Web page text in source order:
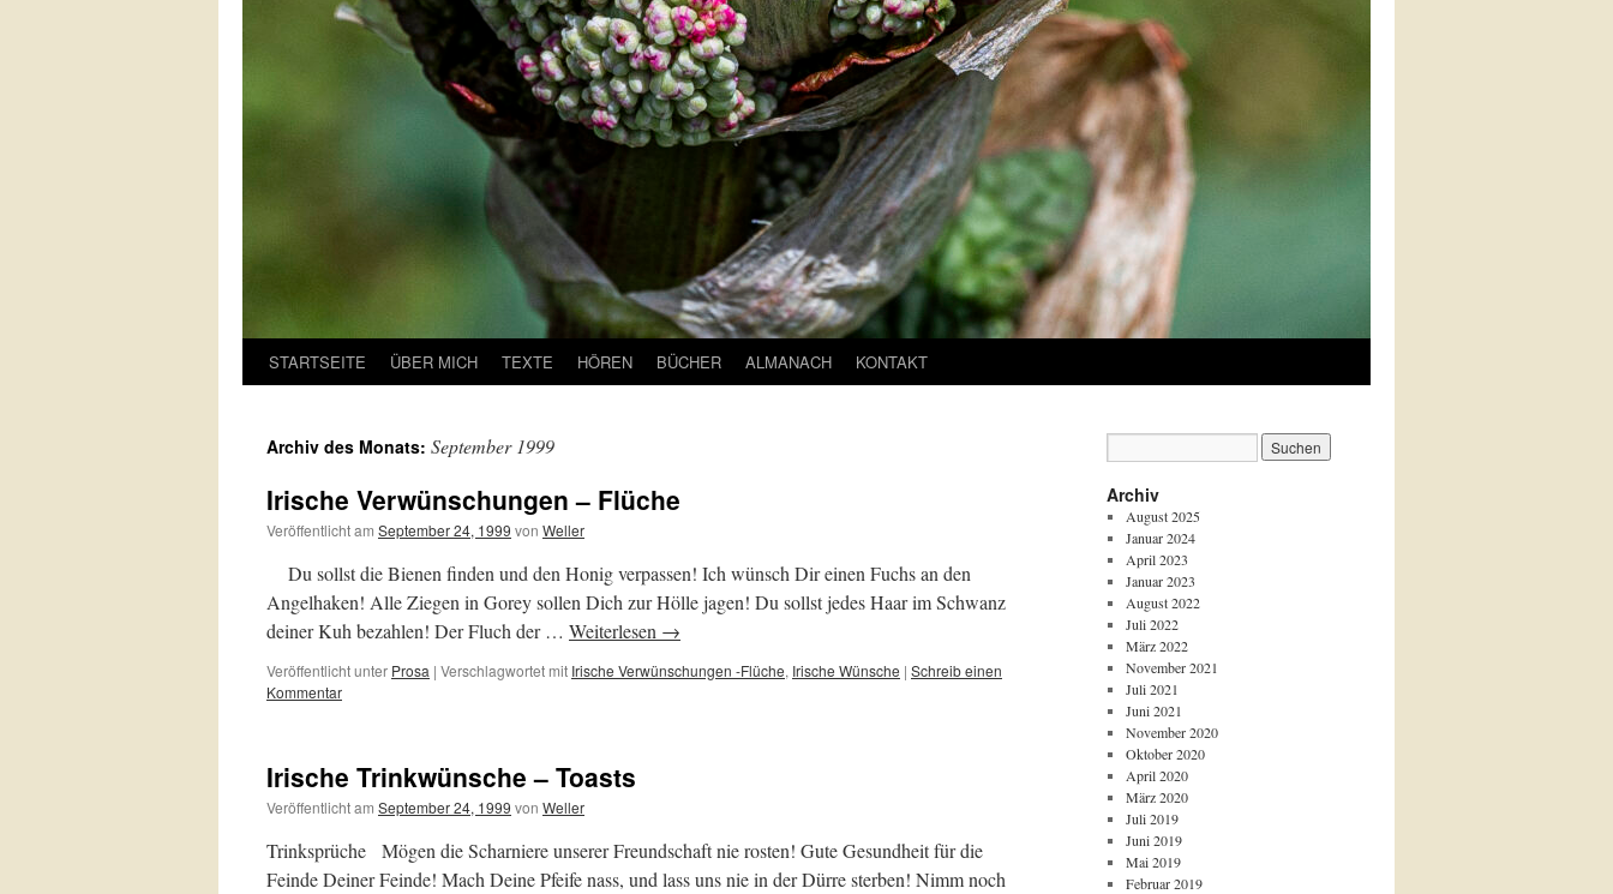
STARTSEITE ÜBER MICH TEXTE HÖREN BÜCHER ALMANACH KONTAKT
Archiv des Monats: September 1999
Irische Verwünschungen – Flüche
Veröffentlicht am September 24, 1999 von Weller
Du sollst die Bienen finden und den Honig verpassen! Ich wünsch Dir einen Fuchs an den
Angelhaken! Alle Ziegen in Gorey sollen Dich zur Hölle jagen! Du sollst jedes Haar im Schwanz
deiner Kuh bezahlen! Der Fluch der … Weiterlesen →
Veröffentlicht unter Prosa | Verschlagwortet mit Irische Verwünschungen -Flüche, Irische Wünsche | Schreib einen
Kommentar
Irische Trinkwünsche – Toasts
Veröffentlicht am September 24, 1999 von Weller
Trinksprüche Mögen die Scharniere unserer Freundschaft nie rosten! Gute Gesundheit für die
Feinde Deiner Feinde! Mach Deine Pfeife nass, und lass uns nie in der Dürre sterben! Nimm noch
Archiv
August 2025
Januar 2024
April 2023
Januar 2023
August 2022
Juli 2022
März 2022
November 2021
Juli 2021
Juni 2021
November 2020
Oktober 2020
April 2020
März 2020
Juli 2019
Juni 2019
Mai 2019
Februar 2019